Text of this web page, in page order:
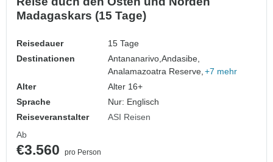
Madagaskars (15 Tage)
Reisedauer
15 Tage
Destinationen
Antananarivo,Andasibe,
Analamazoatra Reserve, +7 mehr
Alter
Alter 16+
Sprache
Nur: Englisch
Reiseveranstalter
ASI Reisen
Ab
€3.560
pro Person